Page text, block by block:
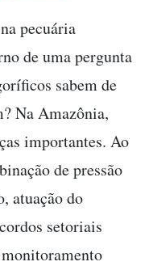
pecuária
de uma pergunta
sabem de
Na Amazônia,
importantes. Ao
de pressão
atuação do
setoriais